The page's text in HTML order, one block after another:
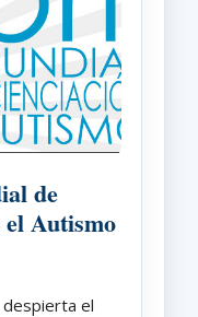
de
Autismo
el